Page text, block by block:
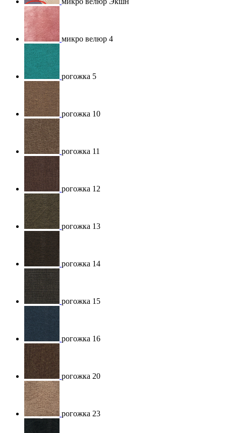
микро велюр 4
рогожка 5
рогожка 10
рогожка 11
рогожка 12
рогожка 13
рогожка 14
рогожка 15
рогожка 16
рогожка 20
рогожка 23